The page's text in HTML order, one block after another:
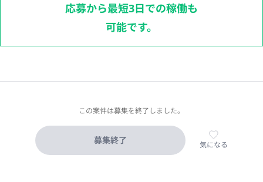
応募から最短3日での稼働も
可能です。
この案件は募集を終了しました。
募集終了 気になる